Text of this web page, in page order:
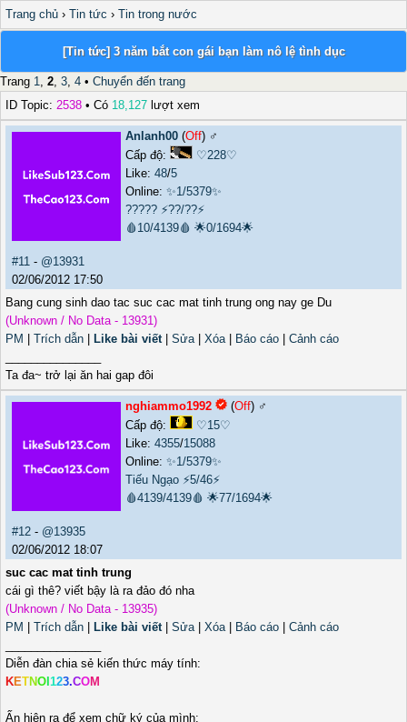
Trang chủ › Tin tức › Tin trong nước
[Tin tức] 3 năm bắt con gái bạn làm nô lệ tình dục
Trang 1, 2, 3, 4 • Chuyển đến trang
ID Topic: 2538 • Có 18,127 lượt xem
Anlanh00 (Off) ♂️
Cấp độ:
♡228♡
Like: 48/5
Online: ✨1/5379✨
????? ⚡??/??⚡
🩸10/4139🩸 🌟0/1694🌟
#11 - @13931
02/06/2012 17:50
Bang cung sinh dao tac suc cac mat tinh trung ong nay ge Du
(Unknown / No Data - 13931)
PM
Trích dẫn Like bài viết| Sửa| Xóa| Báo cáo
Cảnh cáo
Ta đa~ trở lại ăn hai gap đôi
nghiammo1992 (Off) ♂️
Cấp độ:
♡15♡
Like: 4355/15088
Online: ✨1/5379✨
Tiếu Ngạo ⚡5/46⚡
🩸4139/4139🩸 🌟77/1694🌟
#12 - @13935
02/06/2012 18:07
suc cac mat tinh trung
cái gì thê? viết bậy là ra đảo đó nha
(Unknown / No Data - 13935)
PM
Trích dẫn Like bài viết| Sửa| Xóa| Báo cáo
Cảnh cáo
Diễn đàn chia sẻ kiến thức máy tính:
KETNO 123.COM
Ấn hiện ra để xem chữ ký của mình: